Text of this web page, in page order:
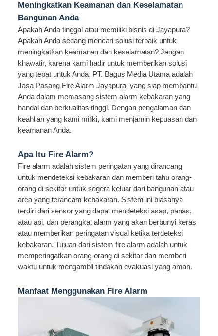
Meningkatkan Keamanan dan Keselamatan
Bangunan Anda
Apakah Anda tinggal atau memiliki bisnis di Jayapura?
Apakah Anda sedang mencari solusi terbaik untuk
meningkatkan keamanan dan keselamatan? Jangan
khawatir, karena kami hadir untuk memberikan solusi
yang tepat untuk Anda. PT. Bagus Media Utama adalah
Jasa Pasang Fire Alarm Jayapura, yang siap membantu
Anda dalam memasang sistem alarm kebakaran yang
handal dan berkualitas tinggi. Dengan pengalaman dan
keahlian yang kami miliki, kami menjamin kepuasan dan
keamanan Anda.
Apa Itu Fire Alarm?
Fire alarm adalah sistem peringatan yang dirancang
untuk mendeteksi kebakaran dan memberi tahu orang-
orang di sekitar untuk segera keluar dari bangunan atau
area yang terancam kebakaran. Sistem ini biasanya
terdiri dari sensor yang dapat mendeteksi asap, panas,
atau api, dan perangkat alarm yang akan berbunyi keras
atau memberikan peringatan visual ketika terdeteksi
kebakaran. Tujuan dari sistem fire alarm adalah untuk
memperingatkan orang-orang di sekitar dan memberi
waktu untuk mengambil tindakan evakuasi yang aman.
Manfaat Menggunakan Fire Alarm